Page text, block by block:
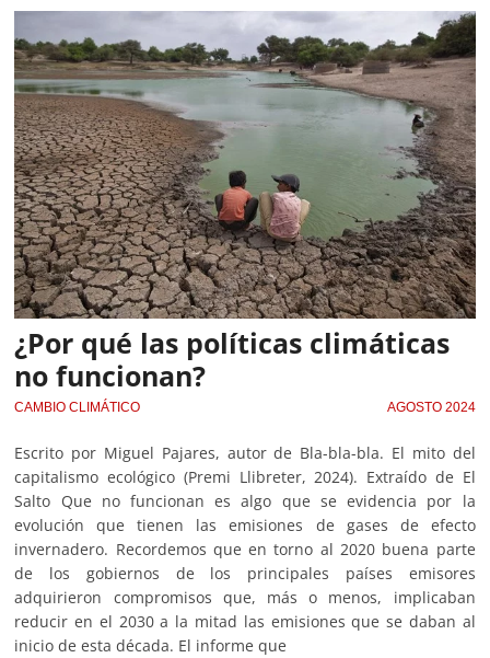
¿Por qué las políticas climáticas
no funcionan?
CAMBIO CLIMÁTICO AGOSTO 2024
Escrito por Miguel Pajares, autor de Bla-bla-bla. El mito del
capitalismo ecológico (Premi Llibreter, 2024). Extraído de El
Salto Que no funcionan es algo que se evidencia por la
evolución que tienen las emisiones de gases de efecto
invernadero. Recordemos que en torno al 2020 buena parte
de los gobiernos de los principales países emisores
adquirieron compromisos que, más o menos, implicaban
reducir en el 2030 a la mitad las emisiones que se daban al
inicio de esta década. El informe que